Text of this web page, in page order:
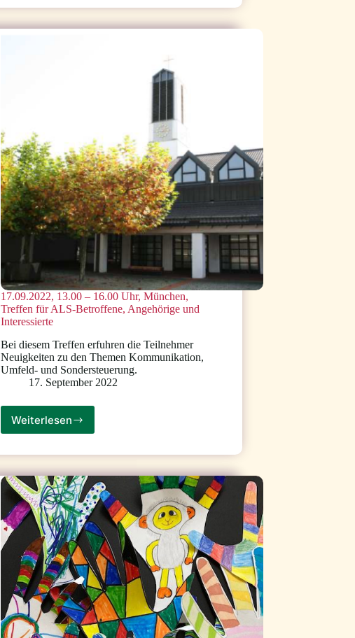
17.09.2022, 13.00 – 16.00 Uhr, München,
Treffen für ALS-Betroffene, Angehörige und
Interessierte
Bei diesem Treffen erfuhren die Teilnehmer
Neuigkeiten zu den Themen Kommunikation,
Umfeld- und Sondersteuerung.
17. September 2022
Weiterlesen17.09.2022,
–
Uhr,
München,
Treffen
für
ALS-
Betroffene,
Angehörige
und
Interessierte